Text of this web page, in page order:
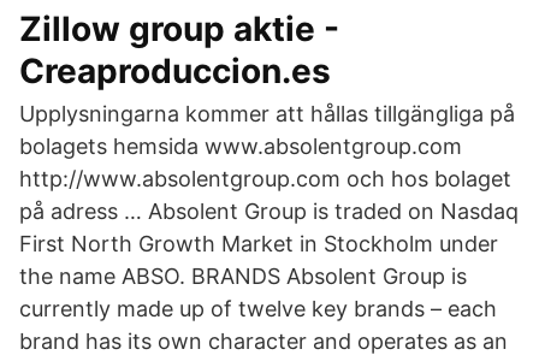
Zillow group aktie -
Creaproduccion.es
Upplysningarna kommer att hållas tillgängliga på
bolagets hemsida www.absolentgroup.com
http://www.absolentgroup.com och hos bolaget
på adress … Absolent Group is traded on Nasdaq
First North Growth Market in Stockholm under
the name ABSO. BRANDS Absolent Group is
currently made up of twelve key brands – each
brand has its own character and operates as an